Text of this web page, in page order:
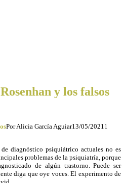
y los falsos
PorAlicia García Aguiar13/05/20211
diagnóstico psiquiátrico actuales no es
problemas de la psiquiatría, porque
de algún trastorno. Puede ser
diga que oye voces. El experimento de